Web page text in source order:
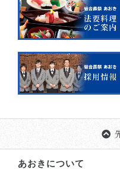
あおきについて